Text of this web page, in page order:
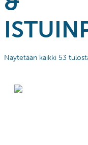
Näytetään kaikki 53